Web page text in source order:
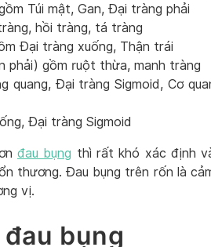
Túi mật, Gan, Đại tràng phải
hồi tràng, tá tràng
Đại tràng xuống, Thận trái
phải) gồm ruột thừa, manh tràng
quang, Đại tràng Sigmoid, Cơ
Đại tràng Sigmoid
đau bụng thì rất khó xác định
thương. Đau bụng trên rốn là
vị.
bụng